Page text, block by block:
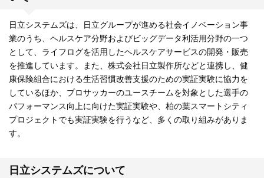
日立システムズは、日立グループが進める社会イノベーション事
業のうち、ヘルスケア分野およびビッグデータ利活用分野の一つ
として、ライフログを活用したヘルスケアサービスの開発・販売
を推進しています。また、株式会社日立製作所などと連携し、健
康保険組合における生活習慣改善支援のための実証実験に協力を
しているほか、プロサッカーのユースチームを対象とした選手の
パフォーマンス向上に向けた実証実験や、柏の葉スマートシティ
プロジェクトでも実証実験を行うなど、多くの取り組みがありま
す。
日立システムズについて